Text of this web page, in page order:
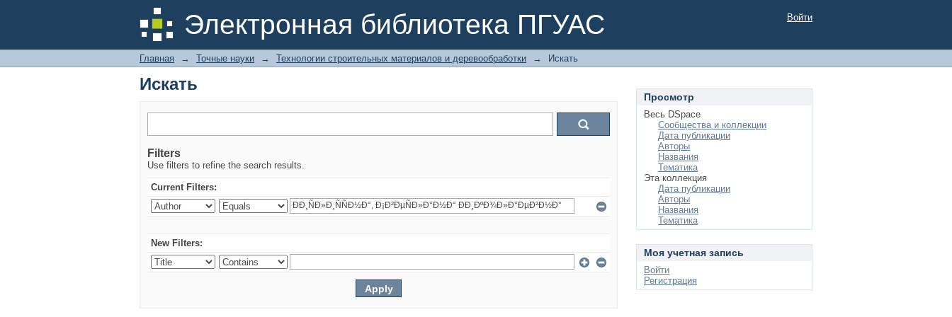
Электронная библиотека ПГУАС
Искать Войти
Главная → Точные науки → Технологии строительных материалов и деревообработки → Искать
Искать
Filters
Use filters to refine the search results.
Current Filters:
New Filters:
Просмотр
Весь DSpace
Сообщества и коллекции
Дата публикации
Авторы
Названия
Тематика
Эта коллекция
Дата публикации
Авторы
Названия
Тематика
Моя учетная запись
Войти
Регистрация